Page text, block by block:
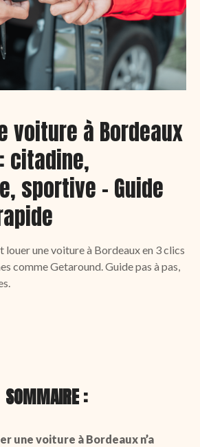
voiture à Bordeaux
citadine,
sportive – Guide
louer une voiture à Bordeaux en 3 clics
comme Getaround. Guide pas à pas,
SOMMAIRE :
une voiture à Bordeaux n’a